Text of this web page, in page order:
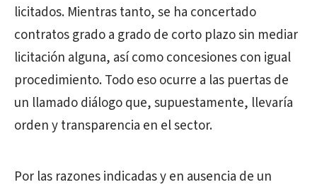
licitados. Mientras tanto, se ha concertado
contratos grado a grado de corto plazo sin mediar
licitación alguna, así como concesiones con igual
procedimiento. Todo eso ocurre a las puertas de
un llamado diálogo que, supuestamente, llevaría
orden y transparencia en el sector.
Por las razones indicadas y en ausencia de un